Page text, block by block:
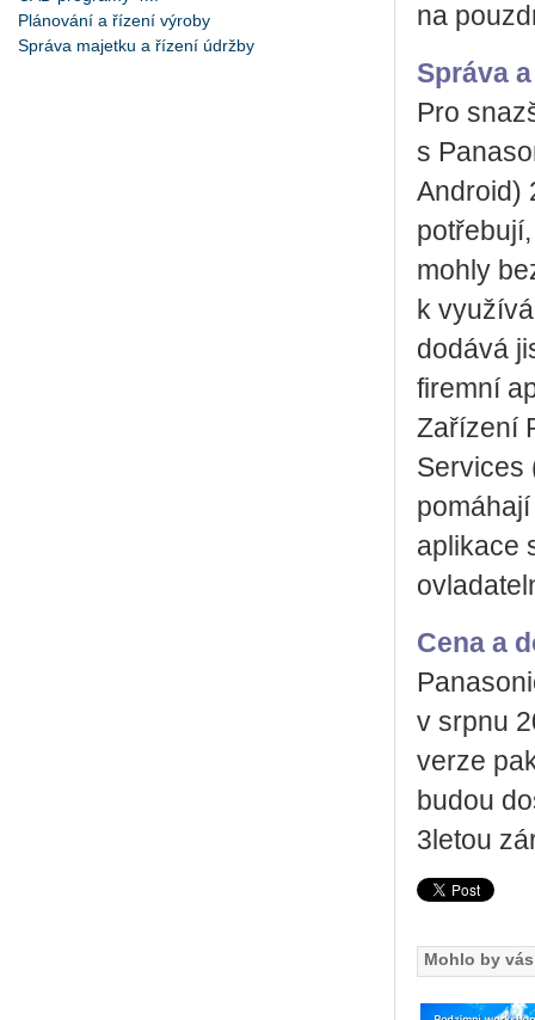
Plánování a řízení výroby
Správa majetku a řízení údržby
na
Správa
Pro
s
Android)
mohly
k
dodává
firemní
Zařízení
Services
aplikace
Cena a
v srpnu
verze
budou
3letou
Mohlo by